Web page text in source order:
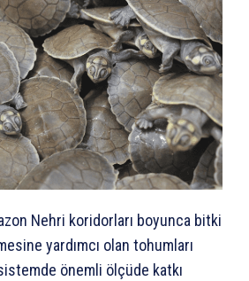
Nehri koridorları boyunca bitki
yardımcı olan tohumları
önemli ölçüde katkı